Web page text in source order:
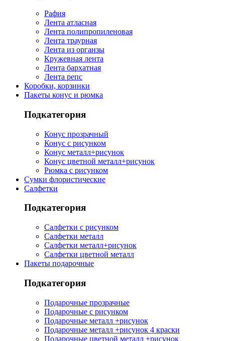
Рафия
Лента атласная
Лента полипропиленовая
Лента траурная
Лента из органзы
Кружевная лента
Лента бархатная
Лента репс
Коробки, корзинки
Пакеты конус и рюмка
Подкатегория
Конус прозрачный
Конус с рисунком
Конус металл+рисунок
Конус цветной металл+рисунок
Рюмка с рисунком
Сумки флористические
Салфетки
Подкатегория
Салфетки с рисунком
Салфетки металл
Салфетки металл+рисунок
Салфетки цветной металл
Пакеты подарочные
Подкатегория
Подарочные прозрачные
Подарочные с рисунком
Подарочные металл +рисунок
Подарочные металл +рисунок 4 краски
Подарочные цветной металл +рисунок